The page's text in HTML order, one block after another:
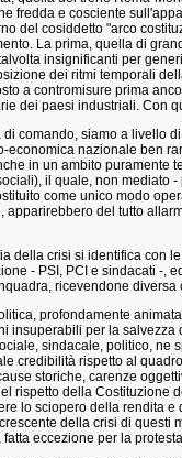
fredda e cosciente
del cosiddetto "arco
La prima, quella di
insignificanti per
dei ritmi temporali
a contromisure prima
dei paesi industriali. Con
comando, siamo a livello
economica nazionale ben
in un ambito puramente
il quale, non mediato
come unico modo
apparirebbero del tutto
della crisi si identifica con
- PSI, PCI e sindacati -,
ricevendone
profondamente
insuperabili per la
sindacale, politico, ne
credibilità rispetto al
storiche, carenze
rispetto della Costituzione
lo sciopero della rendita
della crisi di questi
eccezione per la